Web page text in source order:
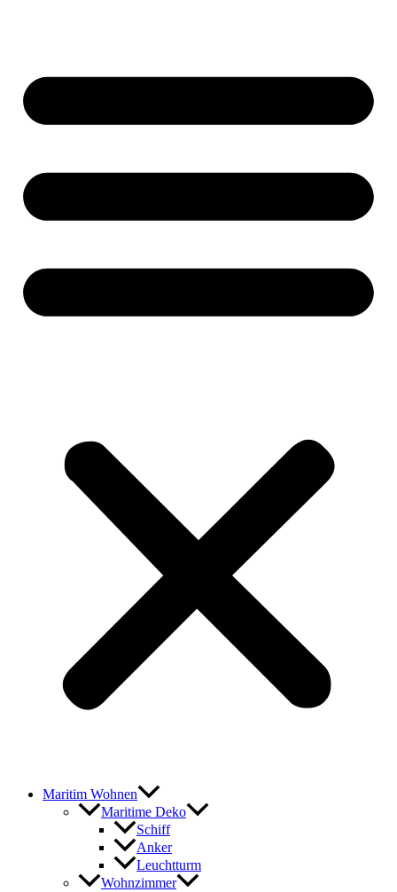
Maritim Wohnen
Maritime Deko
Schiff
Anker
Leuchtturm
Wohnzimmer